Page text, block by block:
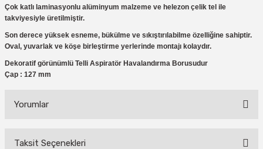
Çok katlı laminasyonlu alüminyum malzeme ve helezon çelik tel ile
takviyesiyle üretilmiştir.
Son derece yüksek esneme, bükülme ve sıkıştırılabilme özelliğine sahiptir.
Oval, yuvarlak ve köşe birleştirme yerlerinde montajı kolaydır.
Dekoratif görünümlü Telli Aspiratör Havalandırma Borusudur
Çap : 127 mm
Yorumlar
Taksit Seçenekleri